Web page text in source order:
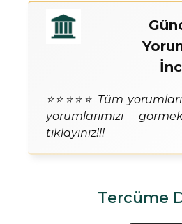
⭐⭐⭐⭐⭐ Tüm
yorumlarımızı
tıklayınız!!!
Tercüme